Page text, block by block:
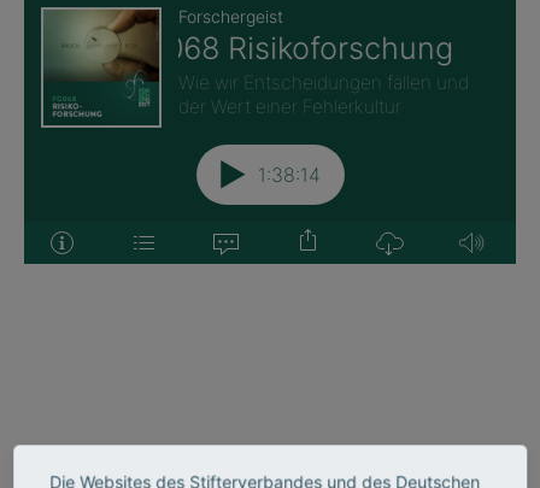
Die Websites des Stifterverbandes und des Deutschen